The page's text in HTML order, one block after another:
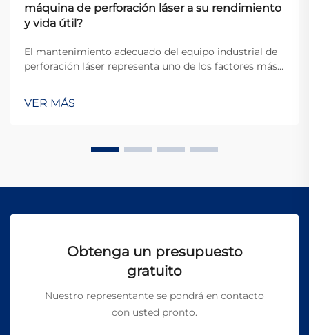
máquina de perforación láser a su rendimiento
y vida útil?
El mantenimiento adecuado del equipo industrial de
perforación láser representa uno de los factores más
longevidad del equipo en entornos de fabricación
modernos. Cuando las organizaciones invierten en
VER MÁS
Obtenga un presupuesto
gratuito
Nuestro representante se pondrá en contacto
con usted pronto.